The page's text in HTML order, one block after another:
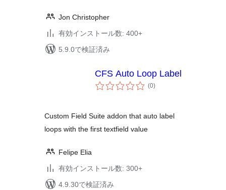
Jon Christopher
有効インストール数: 400+
5.9.0で検証済み
CFS Auto Loop Label
(0個
の)
Custom Field Suite addon that auto label
loops with the first textfield value
Felipe Elia
有効インストール数: 300+
4.9.30で検証済み